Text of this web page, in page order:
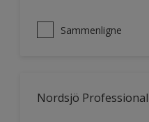
Sammenligne
Nordsjö